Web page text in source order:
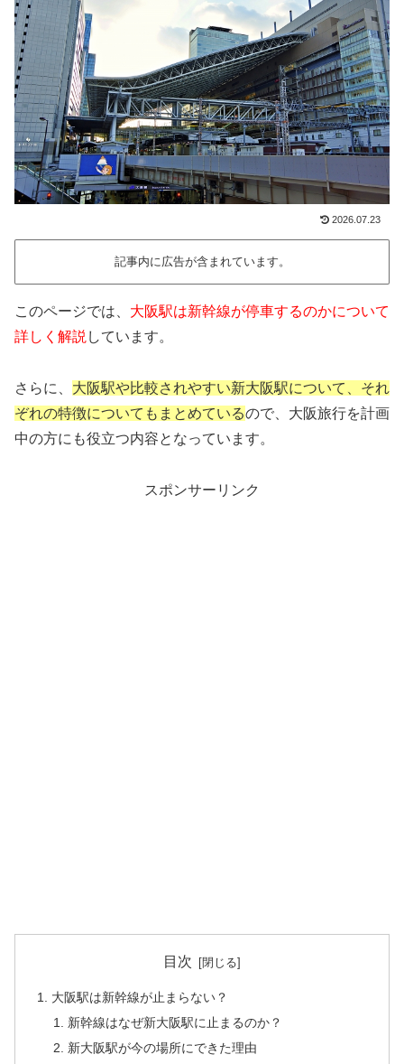
2026.07.23
記事内に広告が含まれています。
このページでは、 大阪駅は新幹線が停車するのかについて
詳しく解説 しています。
さらに、 大阪駅や比較されやすい新大阪駅について、それ
ぞれの特徴についてもまとめているので、大阪旅行を計画
中の方にも役立つ内容となっています。
スポンサーリンク
目次
大阪駅は新幹線が止まらない？
新幹線はなぜ新大阪駅に止まるのか？
新大阪駅が今の場所にできた理由